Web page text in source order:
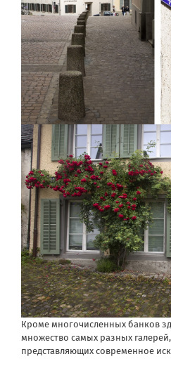
Кроме многочисленных банков
множество самых разных
представляющих современное